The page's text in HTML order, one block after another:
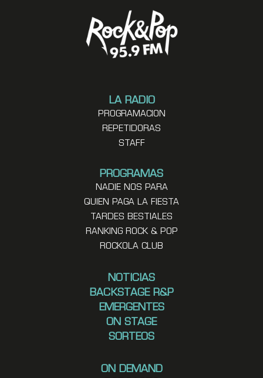
LA RADIO
PROGRAMACION
REPETIDORAS
STAFF
PROGRAMAS
NADIE NOS PARA
QUIEN PAGA LA FIESTA
TARDES BESTIALES
RANKING ROCK & POP
ROCKOLA CLUB
NOTICIAS
BACKSTAGE R&P
EMERGENTES
ON STAGE
SORTEOS
ON DEMAND